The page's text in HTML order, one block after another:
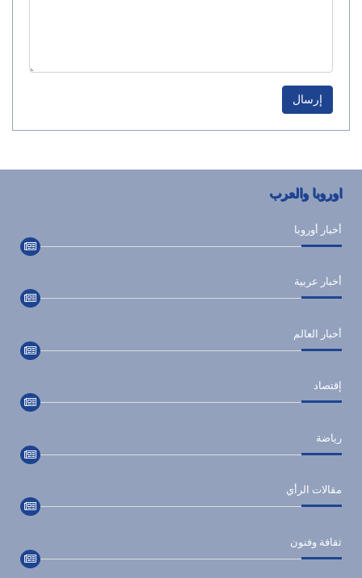
إرسال
اوروبا والعرب
أخبار أوروبا
أخبار عربية
أخبار العالم
إقتصاد
رياضة
مقالات الرأي
ثقافة وفنون